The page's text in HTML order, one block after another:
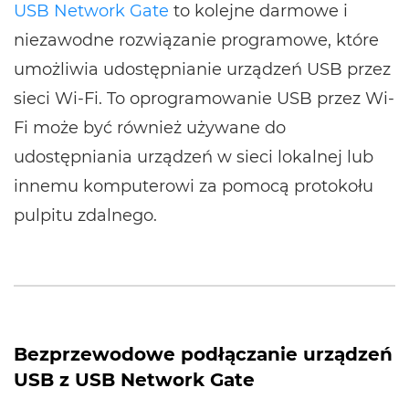
USB Network Gate to kolejne darmowe i
niezawodne rozwiązanie programowe, które
umożliwia udostępnianie urządzeń USB przez
sieci Wi-Fi. To oprogramowanie USB przez Wi-
Fi może być również używane do
udostępniania urządzeń w sieci lokalnej lub
innemu komputerowi za pomocą protokołu
pulpitu zdalnego.
Bezprzewodowe podłączanie urządzeń
USB z USB Network Gate